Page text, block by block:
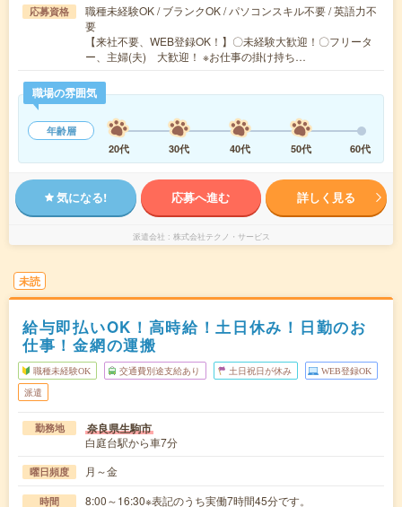
応募資格
職種未経験OK / ブランクOK / パソコンスキル不要 / 英語力不
要
【来社不要、WEB登録OK！】〇未経験大歓迎！〇フリータ
ー、主婦(夫) 大歓迎！ ※お仕事の掛け持ち…
職場の雰囲気
年齢層
20代
30代 40代 50代 60代
気になる! 応募へ進む 詳しく見る
派遣会社 株式会社テクノ・サービス
未読
給与即払いOK！高時給！土日休み！日勤のお
仕事！金網の運搬
職種未経験OK 交通費別途支給あり 土日祝日が休み WEB登録OK
派遣
勤務地 奈良県生駒市
白庭台駅から車7分
曜日頻度 月～金
時間 8:00～16:30※表記のうち実働7時間45分です。